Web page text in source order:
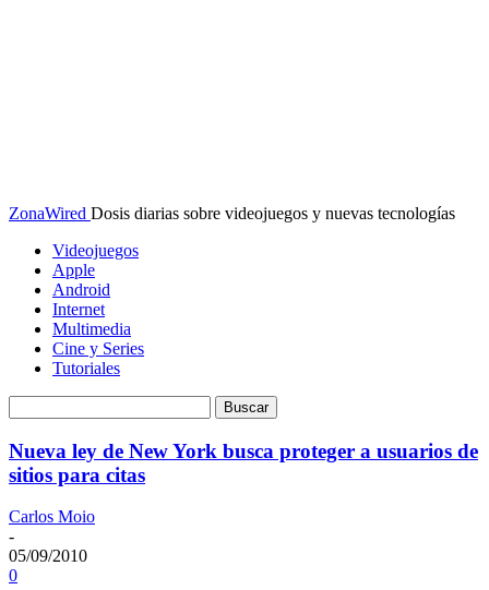
ZonaWired Dosis diarias sobre videojuegos y nuevas tecnologías
Videojuegos
Apple
Android
Internet
Multimedia
Cine y Series
Tutoriales
Nueva ley de New York busca proteger a usuarios de
sitios para citas
Carlos Moio
-
05/09/2010
0